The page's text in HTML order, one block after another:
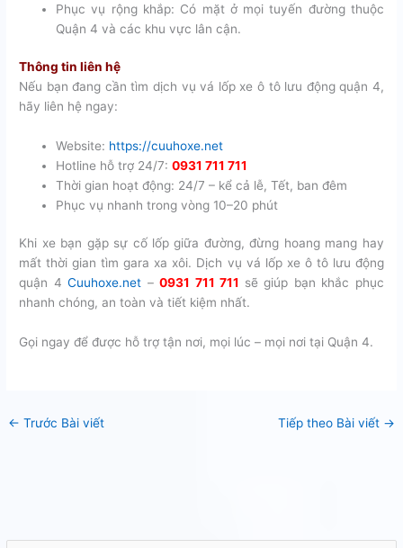
Phục vụ rộng khắp: Có mặt ở mọi tuyến đường thuộc
Quận 4 và các khu vực lân cận.
Thông tin liên hệ
Nếu bạn đang cần tìm dịch vụ vá lốp xe ô tô lưu động quận 4,
hãy liên hệ ngay:
Website: https://cuuhoxe.net
Hotline hỗ trợ 24/7:0931 711 711
Thời gian hoạt động: 24/7 – kể cả lễ, Tết, ban đêm
Phục vụ nhanh trong vòng 10–20 phút
Khi xe bạn gặp sự cố lốp giữa đường, đừng hoang mang hay
mất thời gian tìm gara xa xôi. Dịch vụ vá lốp xe ô tô lưu động
quận 4Cuuhoxe.net –0931 711 711 sẽ giúp bạn khắc phục
nhanh chóng, an toàn và tiết kiệm nhất.
Gọi ngay để được hỗ trợ tận nơi, mọi lúc – mọi nơi tại Quận 4.
← Trước Bài viết Tiếp theo Bài viết →